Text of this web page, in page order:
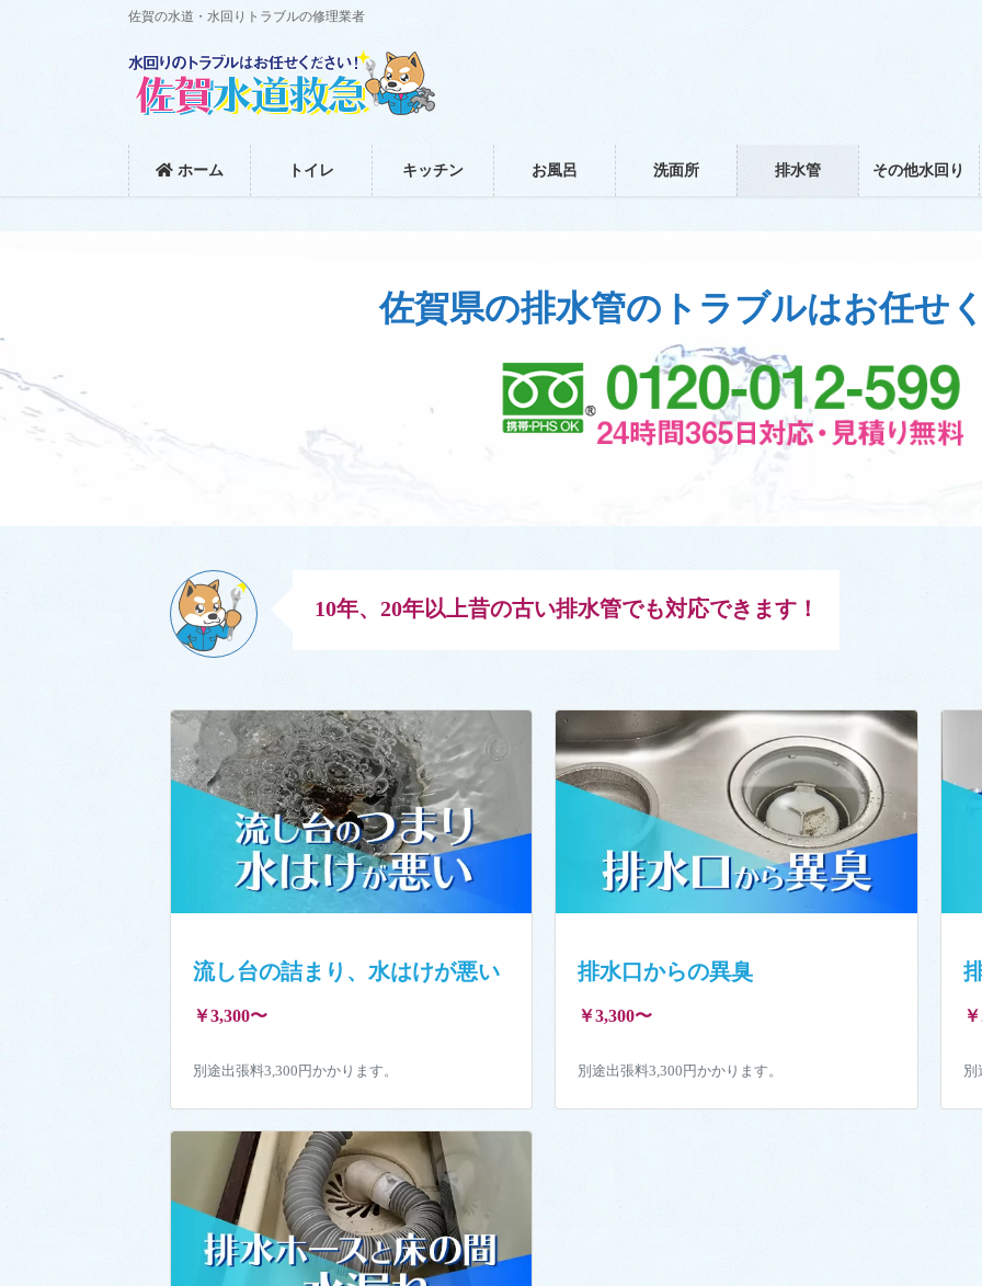
佐賀の水道・水回りトラブルの修理業者
ホーム トイレ キッチン お風呂 洗面所 排水管 その他水回り
佐賀県の排水管のトラブルはお任せ
10年、20年以上昔の古い排水管でも対応できます！
流し台の詰まり、水はけが悪い
￥3,300〜
別途出張料3,300円かかります。
排水口からの異臭
￥3,300〜
別途出張料3,300円かかります。 別